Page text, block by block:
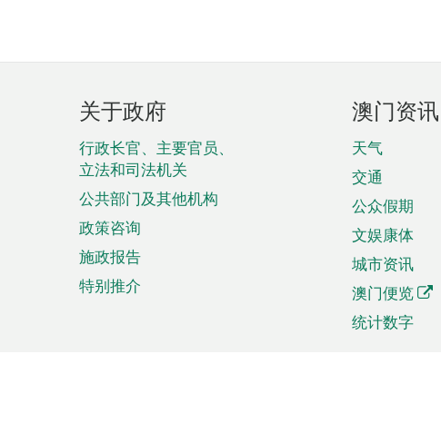
页
脚
菜
单
关于政府
行政长官、主要官员、
立法和司法机关
公共部门及其他机构
政策咨询
施政报告
特别推介
澳门资讯
天气
交通
公众假期
文娱康体
城市资讯
澳门便览
统计数字